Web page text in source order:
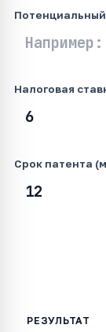
Налоговая
Срок патента